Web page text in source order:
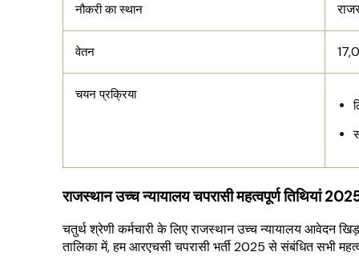
नौकरी का स्थान
वेतन
चयन प्रक्रिया
राजस्थान उच्च न्यायालय चपरासी महत्वपूर्ण तिथियां
चतुर्थ श्रेणी कर्मचारी के लिए राजस्थान उच्च न्यायालय आवेदन
तालिका में, हम आरएचसी चपरासी भर्ती 2025 से संबंधित सभी